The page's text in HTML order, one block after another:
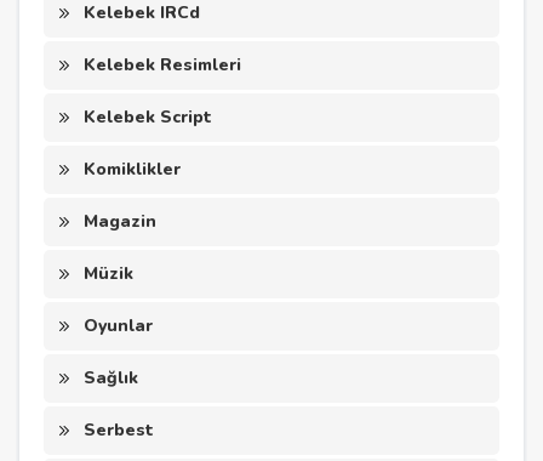
Kelebek IRCd
Kelebek Resimleri
Kelebek Script
Komiklikler
Magazin
Müzik
Oyunlar
Sağlık
Serbest